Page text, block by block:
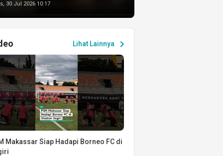
30 Jul 2026 10:17
Lihat Lainnya chevron_right
Makassar Siap Hadapi Borneo FC di